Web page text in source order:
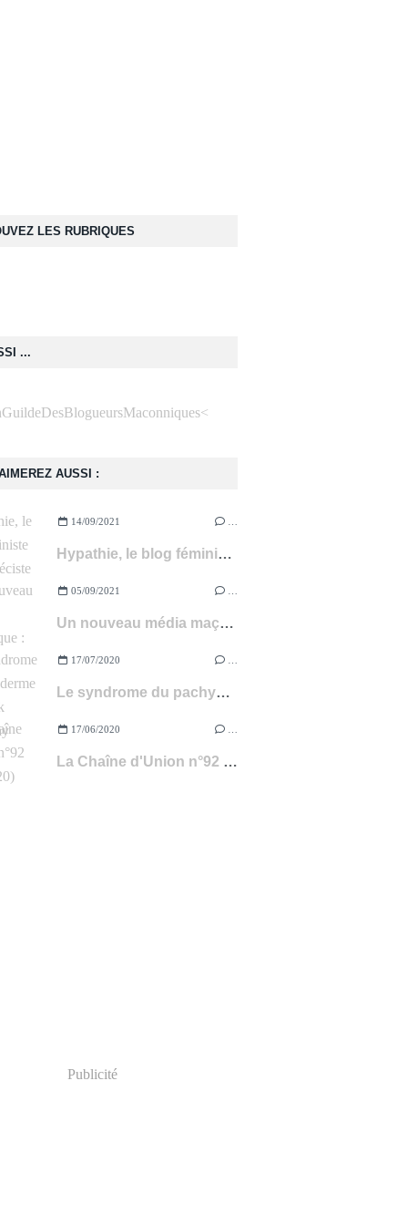
AUSSI :
14/09/2021
Hypathie, le blog féministe et anti-spéciste à suivre !
05/09/2021
Un nouveau média maçonnique : 450.FM
17/07/2020
Le syndrome du pachyderme de Franck Fouqueray (livre)
17/06/2020
La Chaîne d'Union n°92 (avril 2020)
...
<
LES RUBRIQUES
Publicité